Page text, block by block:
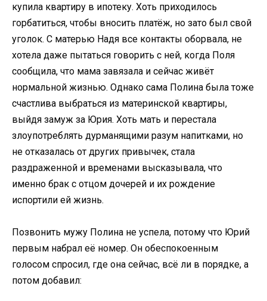
купила квартиру в ипотеку. Хоть приходилось
горбатиться, чтобы вносить платёж, но зато был свой
уголок. С матерью Надя все контакты оборвала, не
хотела даже пытаться говорить с ней, когда Поля
сообщила, что мама завязала и сейчас живёт
нормальной жизнью. Однако сама Полина была тоже
счастлива выбраться из материнской квартиры,
выйдя замуж за Юрия. Хоть мать и перестала
злоупотреблять дурманящими разум напитками, но
не отказалась от других привычек, стала
раздраженной и временами высказывала, что
именно брак с отцом дочерей и их рождение
испортили ей жизнь.
Позвонить мужу Полина не успела, потому что Юрий
первым набрал её номер. Он обеспокоенным
голосом спросил, где она сейчас, всё ли в порядке, а
потом добавил: